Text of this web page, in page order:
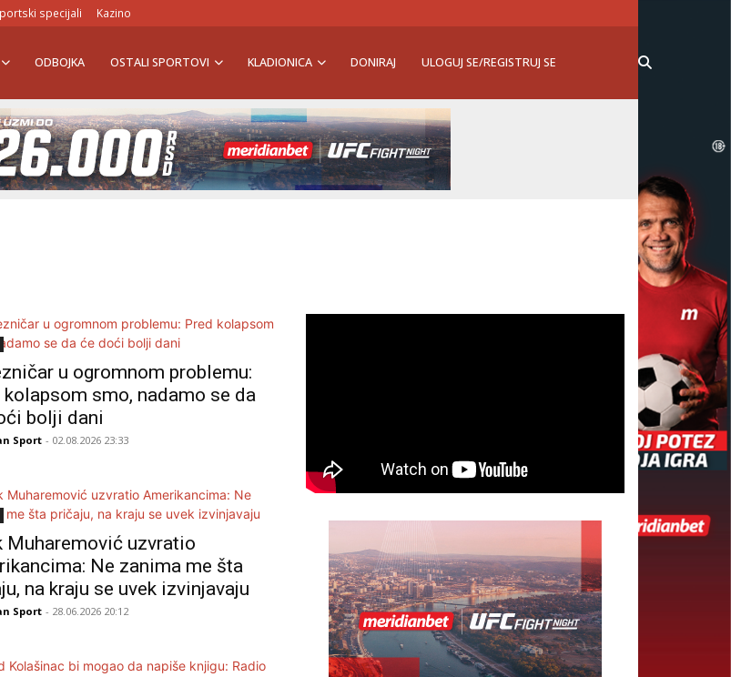
specijali Kazino
ODBOJKA OSTALI SPORTOVI KLADIONICA DONIRAJ ULOGUJ SE/REGISTRUJ SE
u ogromnom problemu:
kolapsom smo, nadamo se da
bolji dani
Sport - 02.08.2026 23:33
Muharemović uzvratio
Ne zanima me šta
na kraju se uvek izvinjavaju
Sport - 28.06.2026 20:12